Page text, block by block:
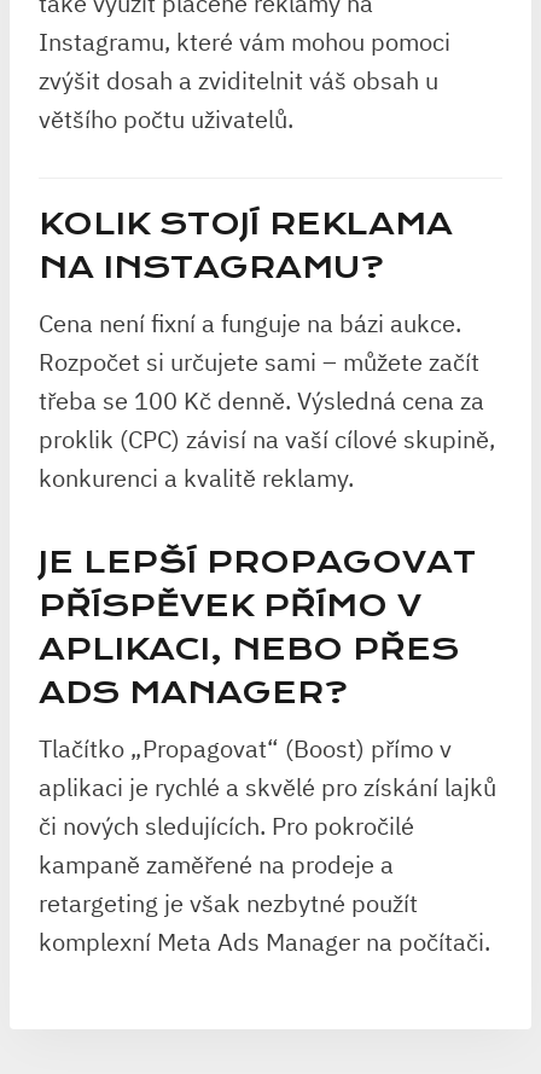
Instagramu, které vám mohou pomoci
zvýšit dosah a zviditelnit váš obsah u
většího počtu uživatelů.
KOLIK STOJÍ REKLAMA
NA INSTAGRAMU?
Cena není fixní a funguje na bázi aukce.
Rozpočet si určujete sami – můžete začít
třeba se 100 Kč denně. Výsledná cena za
proklik (CPC) závisí na vaší cílové skupině,
konkurenci a kvalitě reklamy.
JE LEPŠÍ PROPAGOVAT
PŘÍSPĚVEK PŘÍMO V
APLIKACI, NEBO PŘES
ADS MANAGER?
Tlačítko „Propagovat“ (Boost) přímo v
aplikaci je rychlé a skvělé pro získání lajků
či nových sledujících. Pro pokročilé
kampaně zaměřené na prodeje a
retargeting je však nezbytné použít
komplexní Meta Ads Manager na počítači.